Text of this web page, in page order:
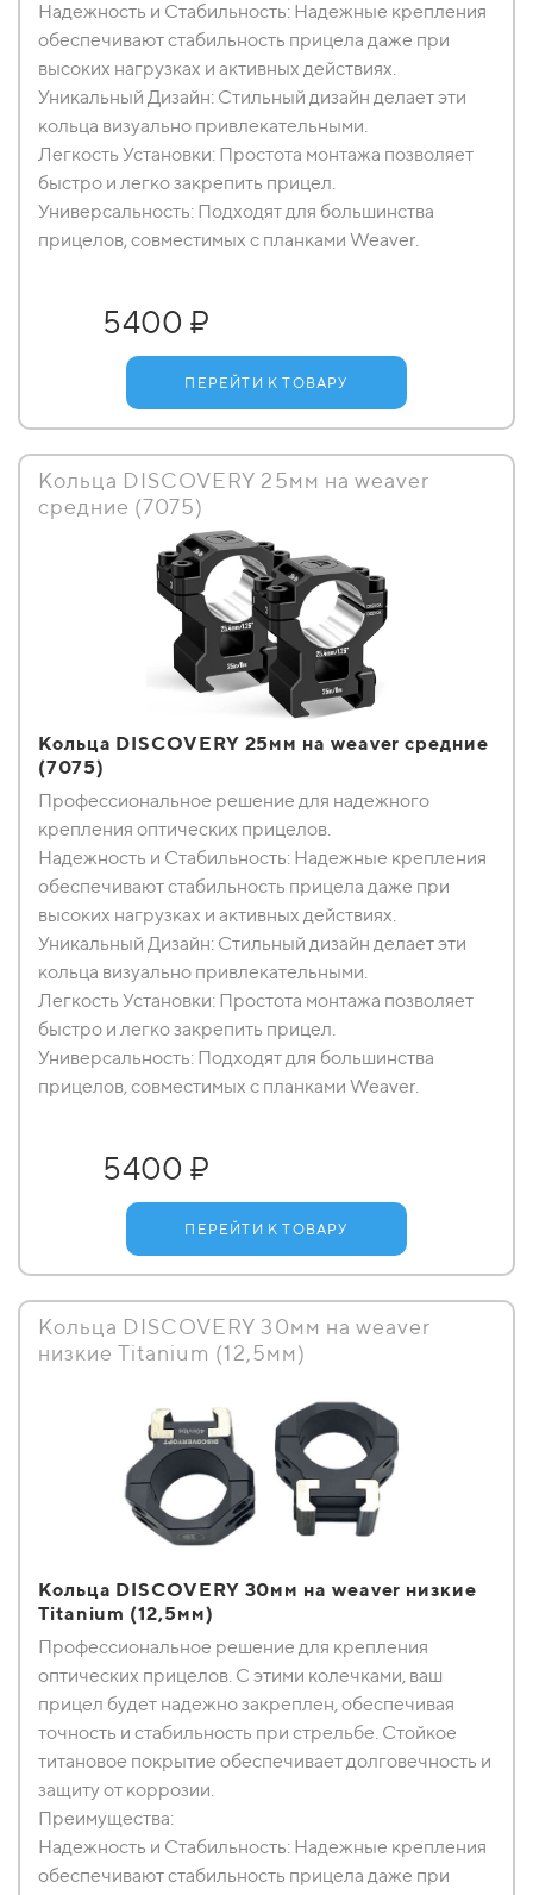
Надежность и Стабильность: Надежные крепления
обеспечивают стабильность прицела даже при
высоких нагрузках и активных действиях.
Уникальный Дизайн: Стильный дизайн делает эти
кольца визуально привлекательными.
Легкость Установки: Простота монтажа позволяет
быстро и легко закрепить прицел.
Универсальность: Подходят для большинства
прицелов, совместимых с планками Weaver.
5400 ₽
ПЕРЕЙТИ К ТОВАРУ
Кольца DISCOVERY 25мм на weaver
средние (7075)
Кольца DISCOVERY 25мм на weaver средние
(7075)
Профессиональное решение для надежного
крепления оптических прицелов.
Надежность и Стабильность: Надежные крепления
обеспечивают стабильность прицела даже при
высоких нагрузках и активных действиях.
Уникальный Дизайн: Стильный дизайн делает эти
кольца визуально привлекательными.
Легкость Установки: Простота монтажа позволяет
быстро и легко закрепить прицел.
Универсальность: Подходят для большинства
прицелов, совместимых с планками Weaver.
5400 ₽
ПЕРЕЙТИ К ТОВАРУ
Кольца DISCOVERY 30мм на weaver
низкие Titanium (12,5мм)
Кольца DISCOVERY 30мм на weaver низкие
Titanium (12,5мм)
Профессиональное решение для крепления
оптических прицелов. С этими колечками, ваш
прицел будет надежно закреплен, обеспечивая
точность и стабильность при стрельбе. Стойкое
титановое покрытие обеспечивает долговечность и
защиту от коррозии.
Преимущества:
Надежность и Стабильность: Надежные крепления
обеспечивают стабильность прицела даже при